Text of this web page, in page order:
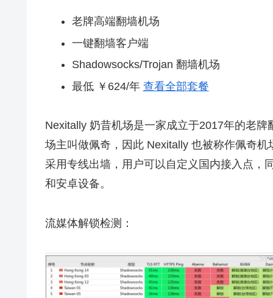
老牌高端翻墙机场
一键翻墙客户端
Shadowsocks/Trojan 翻墙机场
最低 ￥624/年 查看全部套餐
Nexitally 奶昔机场是一家成立于2017年的老
场主叫做佩奇，因此 Nexitally 也被称作佩奇
采用专线出墙，用户可以自定义国内接入点，
和安卓设备。
流媒体解锁检测：